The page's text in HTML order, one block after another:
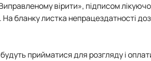
вірити», підписом
бланку листка непрацездатності
прийматися для розгляду і